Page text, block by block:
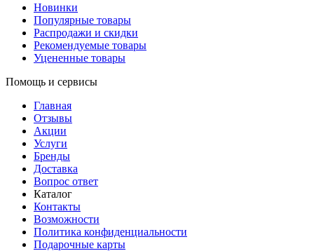
Новинки
Популярные товары
Распродажи и скидки
Рекомендуемые товары
Уцененные товары
Помощь и сервисы
Главная
Отзывы
Акции
Услуги
Бренды
Доставка
Вопрос ответ
Каталог
Контакты
Возможности
Политика конфиденциальности
Подарочные карты